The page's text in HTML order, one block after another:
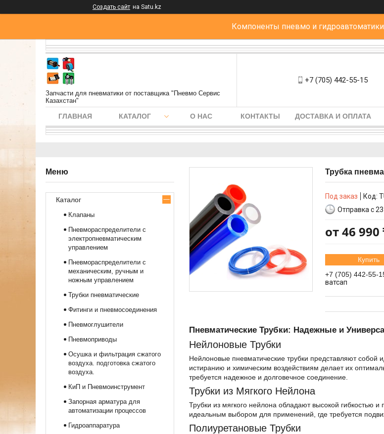
Создать сайт на Satu.kz
Компоненты пневмо и гидроавтоматики
Запчасти для пневматики от поставщика "Пневмо Сервис
Казахстан"
+7 (705) 442-55-15
ГЛАВНАЯ КАТАЛОГ О НАС КОНТАКТЫ ДОСТАВКА И ОПЛАТА
Трубка
Под заказ Код:
Отправка с
от46 990
Купить
+7 (705) 442-55-
ватсап
Пневматические Трубки: Надежные и
Нейлоновые Трубки
Нейлоновые пневматические трубки представляют собой
истиранию и химическим воздействиям делает их
требуется надежное и долговечное соединение.
Трубки из Мягкого Нейлона
Трубки из мягкого нейлона обладают высокой гибкостью
идеальным выбором для применений, где требуется
Полиуретановые Трубки
Каталог
Клапаны
Пневмораспределители с
электропневматическим
управлением
Пневмораспределители с
механическим, ручным и
ножным управлением
Трубки пневматические
Фитинги и пневмосоединения
Пневмоглушители
Пневмоприводы
Осушка и фильтрация сжатого
воздуха. подготовка сжатого
воздуха.
КиП и Пневмоинструмент
Запорная арматура для
автоматизации процессов
Гидроаппаратура